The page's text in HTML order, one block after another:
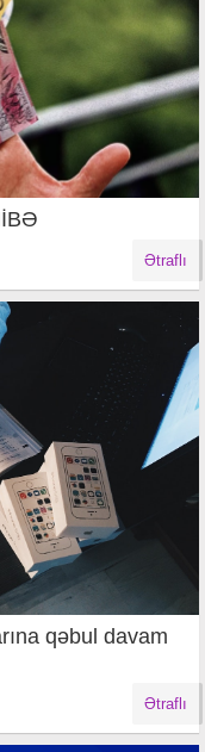
Ətraflı
qəbul davam
Ətraflı